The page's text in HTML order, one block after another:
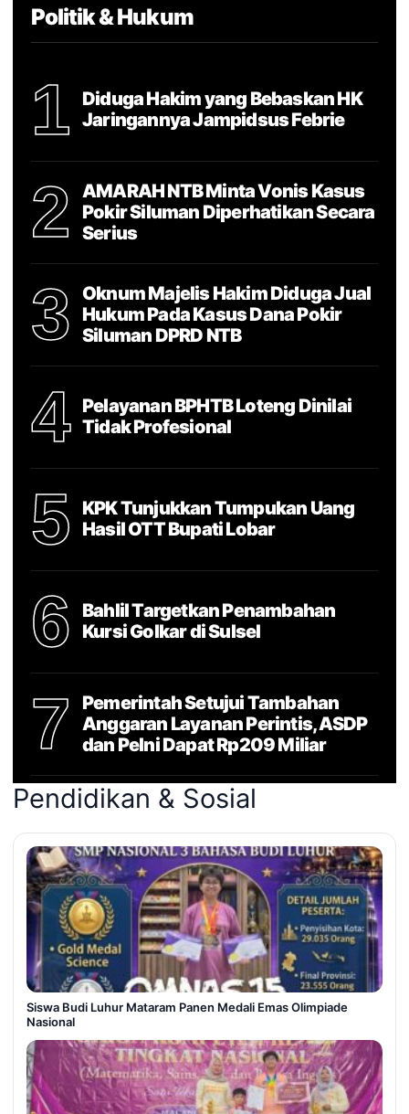
Politik & Hukum
1
Diduga Hakim yang Bebaskan HK
Jaringannya Jampidsus Febrie
2
AMARAH NTB Minta Vonis Kasus
Pokir Siluman Diperhatikan Secara
Serius
3
Oknum Majelis Hakim Diduga Jual
Hukum Pada Kasus Dana Pokir
Siluman DPRD NTB
4
Pelayanan BPHTB Loteng Dinilai
Tidak Profesional
5
KPK Tunjukkan Tumpukan Uang
Hasil OTT Bupati Lobar
6
Bahlil Targetkan Penambahan
Kursi Golkar di Sulsel
7
Pemerintah Setujui Tambahan
Anggaran Layanan Perintis, ASDP
dan Pelni Dapat Rp209 Miliar
Pendidikan & Sosial
Siswa Budi Luhur Mataram Panen Medali Emas Olimpiade
Nasional